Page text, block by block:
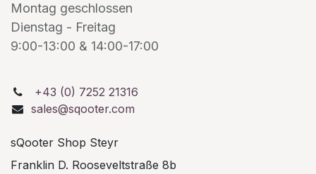
Montag geschlossen
Dienstag - Freitag
9:00-13:00 & 14:00-17:00
+43 (0) 7252 21316
sales@sqooter.com
sQooter Shop Steyr
Franklin D. Rooseveltstraße 8b